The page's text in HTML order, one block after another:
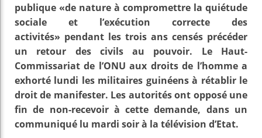
publique «de nature à compromettre la quiétude
sociale et l’exécution correcte des
activités» pendant les trois ans censés précéder
un retour des civils au pouvoir. Le Haut-
Commissariat de l’ONU aux droits de l’homme a
exhorté lundi les militaires guinéens à rétablir le
droit de manifester. Les autorités ont opposé une
fin de non-recevoir à cette demande, dans un
communiqué lu mardi soir à la télévision d’Etat.